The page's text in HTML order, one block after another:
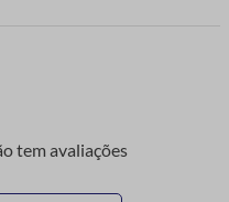
tem avaliações